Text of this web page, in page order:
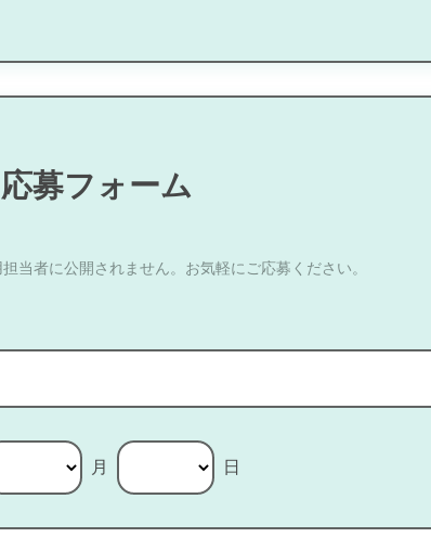
応募フォーム
当者に公開されません。お気軽にご応募ください。
月 日